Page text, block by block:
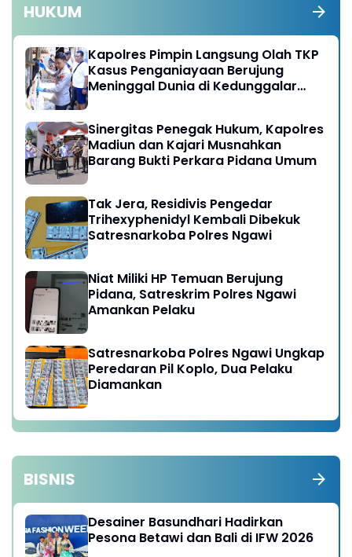
HUKUM
Kapolres Pimpin Langsung Olah TKP
Kasus Penganiayaan Berujung
Meninggal Dunia di Kedunggalar
Sinergitas Penegak Hukum, Kapolres
Madiun dan Kajari Musnahkan
Barang Bukti Perkara Pidana Umum
Tak Jera, Residivis Pengedar
Trihexyphenidyl Kembali Dibekuk
Satresnarkoba Polres Ngawi
Niat Miliki HP Temuan Berujung
Pidana, Satreskrim Polres Ngawi
Amankan Pelaku
Satresnarkoba Polres Ngawi Ungkap
Peredaran Pil Koplo, Dua Pelaku
Diamankan
BISNIS
Desainer Basundhari Hadirkan
Pesona Betawi dan Bali di IFW 2026